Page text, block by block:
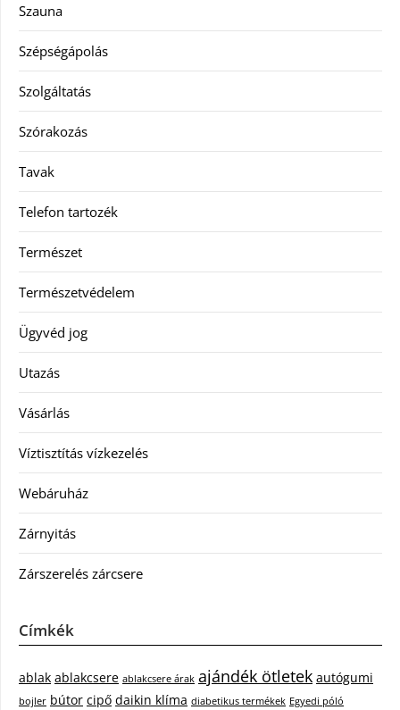
Szauna
Szépségápolás
Szolgáltatás
Szórakozás
Tavak
Telefon tartozék
Természet
Természetvédelem
Ügyvéd jog
Utazás
Vásárlás
Víztisztítás vízkezelés
Webáruház
Zárnyitás
Zárszerelés zárcsere
Címkék
ablak ablakcsere ablakcsere árak ajándék ötletek autógumi
bojler bútor cipő daikin klíma diabetikus termékek Egyedi póló